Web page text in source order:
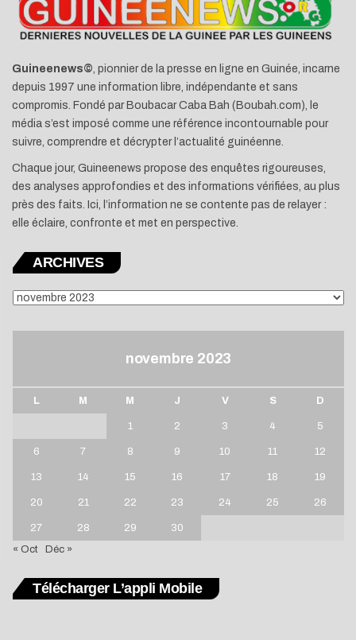
Guineenews© , pionnier de la presse en ligne en Guinée, incarne
depuis 1997 une information libre, indépendante et sans
compromis. Fondé par Boubacar Caba Bah (Boubah.com), le
média s’est imposé comme une référence incontournable pour
suivre, comprendre et décrypter l’actualité guinéenne.
Chaque jour, Guineenews propose des enquêtes rigoureuses,
des analyses approfondies et des informations vérifiées, au plus
près des faits. Ici, l’information ne se contente pas de relayer :
elle éclaire, confronte et met en perspective.
ARCHIVES
ARCHIVES
novembre 2023
L M M J V S D
1 2 3 4 5
6 7 8 9 10 11 12
13 14 15 16 17 18 19
20 21 22 23 24 25 26
27 28 29
30
« Oct
Déc »
Télécharger L’appli Mobile